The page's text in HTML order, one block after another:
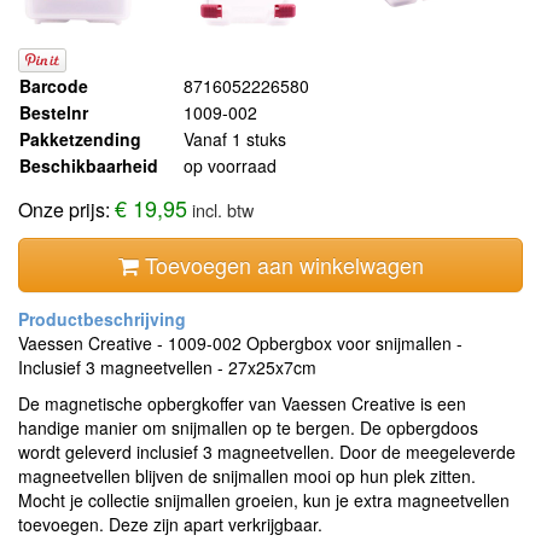
Barcode
8716052226580
Bestelnr
1009-002
Pakketzending
Vanaf 1 stuks
Beschikbaarheid
op voorraad
Onze prijs: € 19,95incl. btw
Toevoegen aan winkelwagen
Vaessen Creative - 1009-002 Opbergbox voor snijmallen -
Inclusief 3 magneetvellen - 27x25x7cm
De magnetische opbergkoffer van Vaessen Creative is een
handige manier om snijmallen op te bergen. De opbergdoos
wordt geleverd inclusief 3 magneetvellen. Door de meegeleverde
magneetvellen blijven de snijmallen mooi op hun plek zitten.
Mocht je collectie snijmallen groeien, kun je extra magneetvellen
toevoegen. Deze zijn apart verkrijgbaar.